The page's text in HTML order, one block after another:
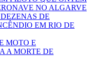
NO ALGARVE
DE
EM RIO DE
MOTO E
A MORTE DE